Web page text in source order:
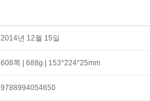
2014년 12월 15일
608쪽 | 688g | 153*224*25mm
9788994054650